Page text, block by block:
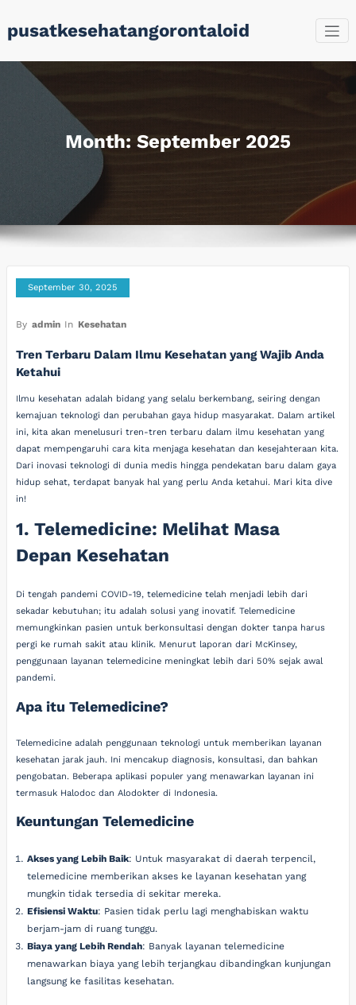
to
content
pusatkesehatangorontaloid
Month: September 2025
September 30, 2025
By admin In Kesehatan
Tren Terbaru Dalam Ilmu Kesehatan yang Wajib Anda
Ketahui
Ilmu kesehatan adalah bidang yang selalu berkembang, seiring dengan
kemajuan teknologi dan perubahan gaya hidup masyarakat. Dalam artikel
ini, kita akan menelusuri tren-tren terbaru dalam ilmu kesehatan yang
dapat mempengaruhi cara kita menjaga kesehatan dan kesejahteraan kita.
Dari inovasi teknologi di dunia medis hingga pendekatan baru dalam gaya
hidup sehat, terdapat banyak hal yang perlu Anda ketahui. Mari kita dive
in!
1. Telemedicine: Melihat Masa
Depan Kesehatan
Di tengah pandemi COVID-19, telemedicine telah menjadi lebih dari
sekadar kebutuhan; itu adalah solusi yang inovatif. Telemedicine
memungkinkan pasien untuk berkonsultasi dengan dokter tanpa harus
pergi ke rumah sakit atau klinik. Menurut laporan dari McKinsey,
penggunaan layanan telemedicine meningkat lebih dari 50% sejak awal
pandemi.
Apa itu Telemedicine?
Telemedicine adalah penggunaan teknologi untuk memberikan layanan
kesehatan jarak jauh. Ini mencakup diagnosis, konsultasi, dan bahkan
pengobatan. Beberapa aplikasi populer yang menawarkan layanan ini
termasuk Halodoc dan Alodokter di Indonesia.
Keuntungan Telemedicine
Akses yang Lebih Baik: Untuk masyarakat di daerah terpencil,
telemedicine memberikan akses ke layanan kesehatan yang
mungkin tidak tersedia di sekitar mereka.
Efisiensi Waktu: Pasien tidak perlu lagi menghabiskan waktu
berjam-jam di ruang tunggu.
Biaya yang Lebih Rendah: Banyak layanan telemedicine
menawarkan biaya yang lebih terjangkau dibandingkan kunjungan
langsung ke fasilitas kesehatan.